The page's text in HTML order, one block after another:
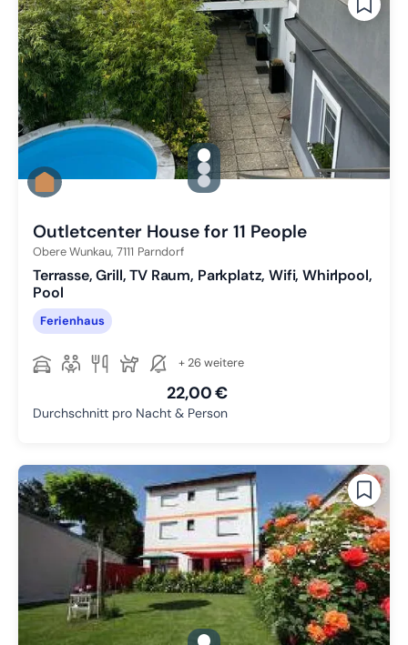
gallery.slide_selector
Zu Slide 1 wechseln
Zu Slide 2 wechseln
Zu Slide 3 wechseln
Outletcenter House for 11 People
Obere Wunkau, 7111 Parndorf
Terrasse, Grill, TV Raum, Parkplatz, Wifi, Whirlpool,
Pool
Ferienhaus
+ 26 weitere
22,00 €
Durchschnitt pro Nacht & Person